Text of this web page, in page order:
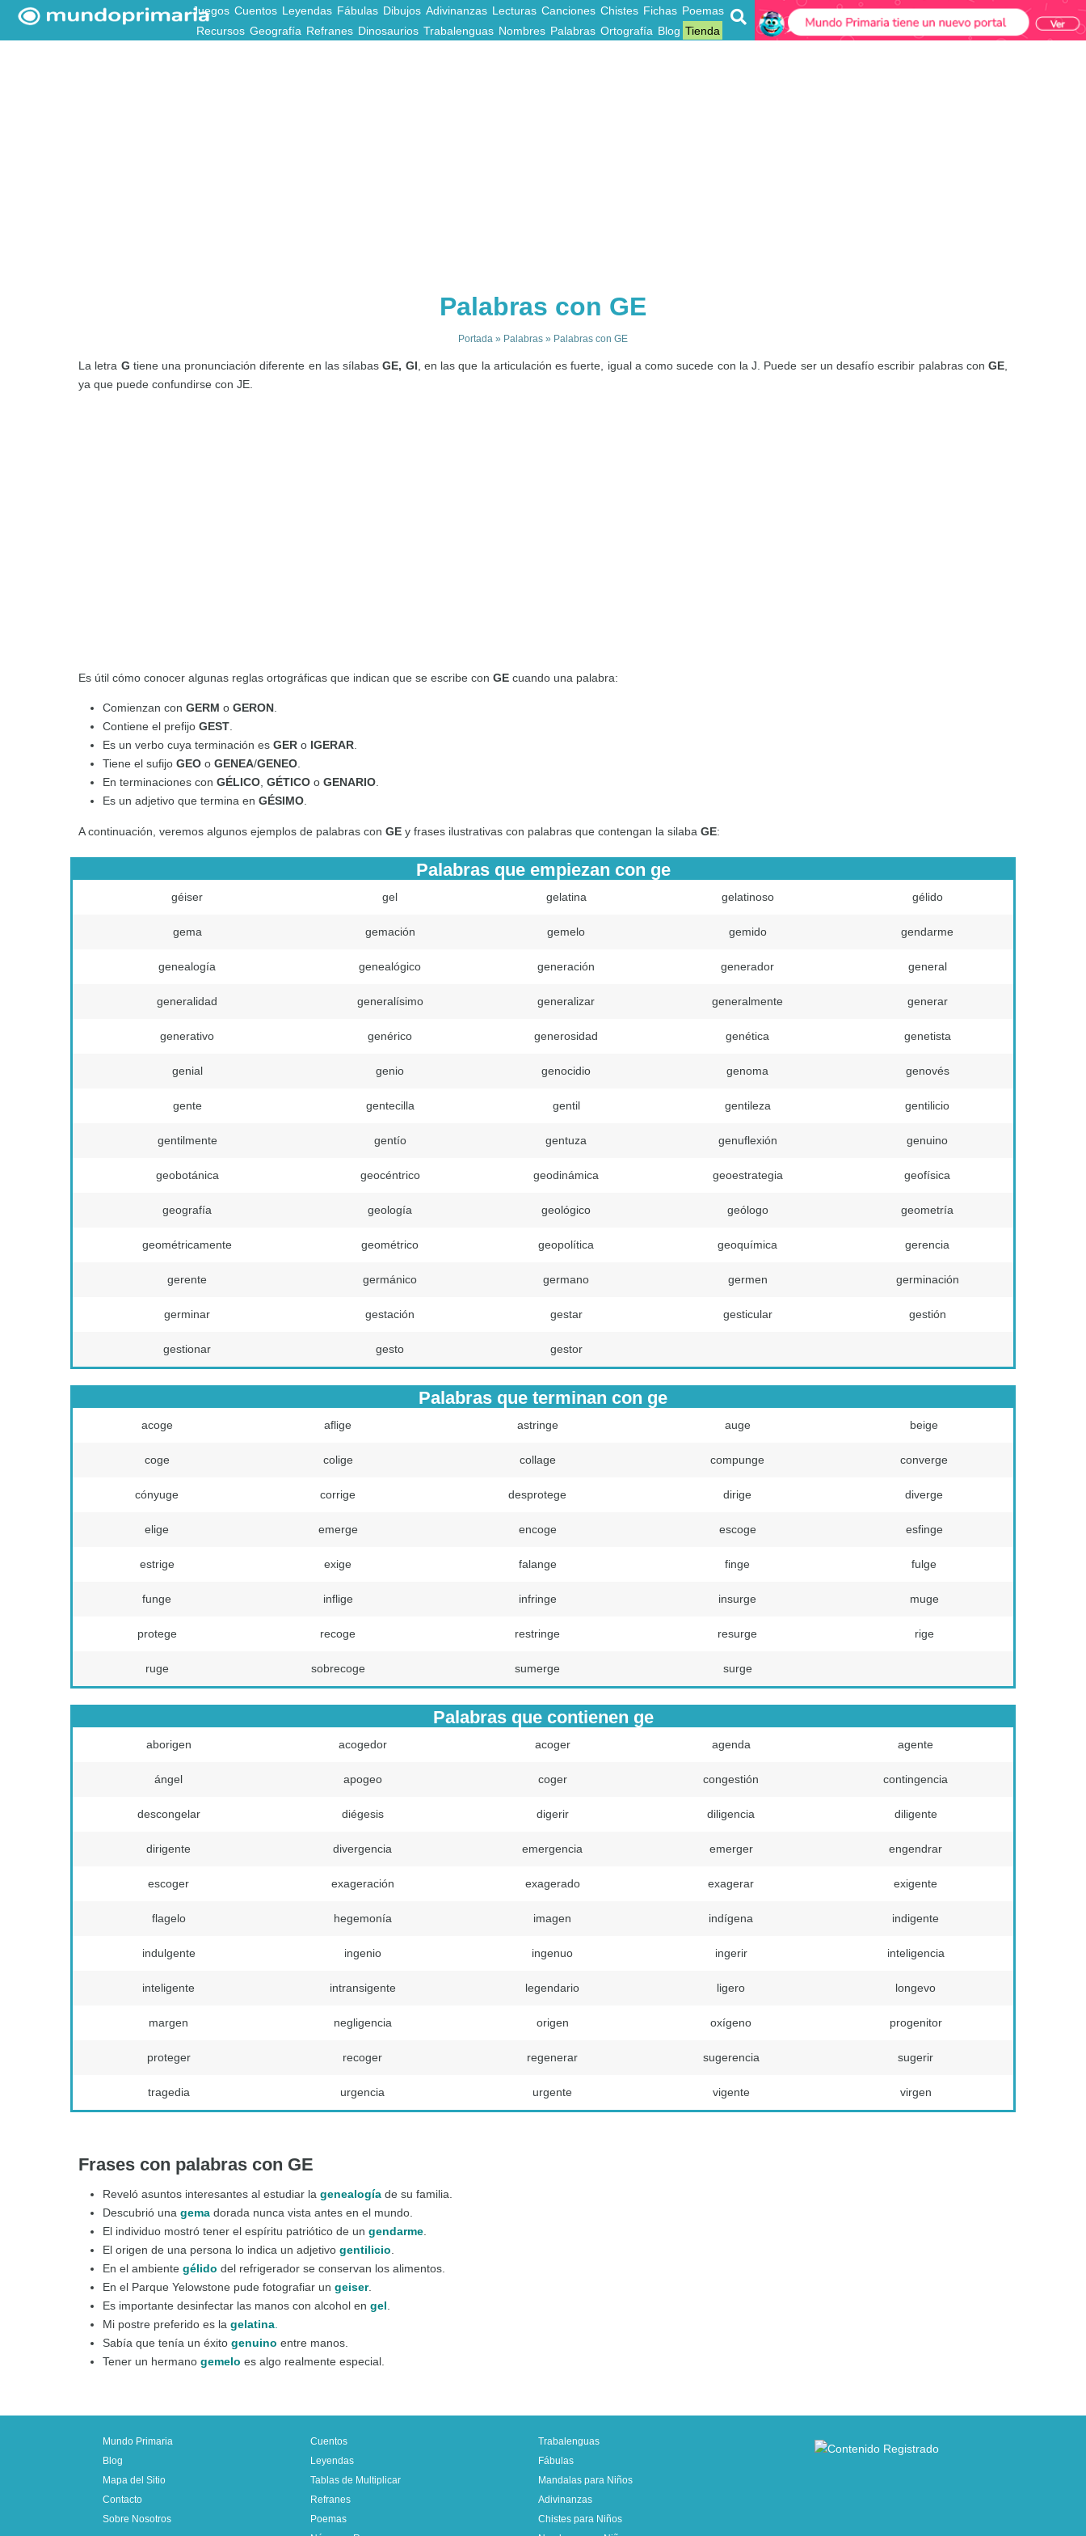
Juegos Cuentos Leyendas Fábulas Dibujos Adivinanzas Lecturas Canciones Chistes Fichas Poemas
Recursos Geografía Refranes Dinosaurios Trabalenguas Nombres Palabras Ortografía Blog Tienda
Palabras con GE
Portada » Palabras » Palabras con GE
La letra G tiene una pronunciación diferente en las sílabasGE, GI , en las que la articulación es fuerte, igual a como sucede con la J. Puede ser un desafío escribir palabras conGE
ya que puede confundirse con JE.
Es útil cómo conocer algunas reglas ortográficas que indican que se escribe con GE cuando una palabra:
Comienzan con GERM o GERON.
Contiene el prefijo GEST.
Es un verbo cuya terminación es GER o IGERAR.
Tiene el sufijo GEO o GENEA/GENEO.
En terminaciones con GÉLICO, GÉTICO o GENARIO.
Es un adjetivo que termina en GÉSIMO.
A continuación, veremos algunos ejemplos de palabras con GE y frases ilustrativas con palabras que contengan la silaba GE:
Palabras que empiezan con ge
géiser gel gelatina gelatinoso gélido
gema gemación gemelo gemido gendarme
genealogía genealógico generación generador general
generalidad generalísimo generalizar generalmente generar
generativo genérico generosidad genética genetista
genial genio genocidio genoma genovés
gente gentecilla gentil gentileza gentilicio
gentilmente gentío gentuza genuflexión genuino
geobotánica geocéntrico geodinámica geoestrategia geofísica
geografía geología geológico geólogo geometría
geométricamente geométrico geopolítica geoquímica gerencia
gerente germánico germano germen germinación
germinar gestación gestar gesticular gestión
gestionar gesto gestor
Palabras que terminan con ge
acoge aflige astringe auge beige
coge colige collage compunge converge
cónyuge corrige desprotege dirige diverge
elige emerge encoge escoge esfinge
estrige exige falange finge fulge
funge inflige infringe insurge muge
protege recoge restringe resurge rige
ruge sobrecoge sumerge surge
Palabras que contienen ge
aborigen acogedor acoger agenda agente
ángel apogeo coger congestión contingencia
descongelar diégesis digerir diligencia diligente
dirigente divergencia emergencia emerger engendrar
escoger exageración exagerado exagerar exigente
flagelo hegemonía imagen indígena indigente
indulgente ingenio ingenuo ingerir inteligencia
inteligente intransigente legendario ligero longevo
margen negligencia origen oxígeno progenitor
proteger recoger regenerar sugerencia sugerir
tragedia urgencia urgente vigente virgen
Frases con palabras con GE
Reveló asuntos interesantes al estudiar la genealogía de su familia.
Descubrió una gema dorada nunca vista antes en el mundo.
El individuo mostró tener el espíritu patriótico de un gendarme
El origen de una persona lo indica un adjetivo gentilicio
En el ambiente gélido del refrigerador se conservan los alimentos.
En el Parque Yelowstone pude fotografiar un geiser.
Es importante desinfectar las manos con alcohol en gel
Mi postre preferido es la gelatina
Sabía que tenía un éxito genuino entre manos.
Tener un hermano gemelo es algo realmente especial.
Mundo Primaria
Blog
Mapa del Sitio
Contacto
Sobre Nosotros
Cuentos
Leyendas
Tablas de Multiplicar
Refranes
Poemas
Trabalenguas
Fábulas
Mandalas para Niños
Adivinanzas
Chistes para Niños